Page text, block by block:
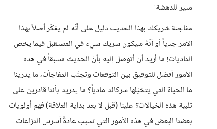
مثير للدهشة!
مفاجئة شريكك بهذا الحديث دليل على أنّه لم يفكّر أصلاً بهذا
الأمر جدياً أو أنّهُ سيكون شريك سيء في المستقبل فيما يخص
الماديات! ما أريد أن أتوصّل إليه بأنّ الحديث مسبقاً في هذه
الأمور أفضل للتوفيق بين التوقعات وتجنّب المفاجآت، ما يدرينا
ما الحياة التي يتخيّلها شركائنا مادياً؟ ما يدرينا بأننا قادرين على
تلبية هذه الخيالات؟ علينا (قبل لا بعد بداية العلاقة) فهم أولويات
بعضنا البعض في هذه الأمور التي تسبب عادةً أشرس النزاعات